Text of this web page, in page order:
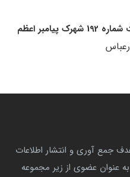
اعظم
ایران از سال 1394 با هدف جمع آوری و انتشار اطلاعات
عنوان عضوی از زیر مجموعه